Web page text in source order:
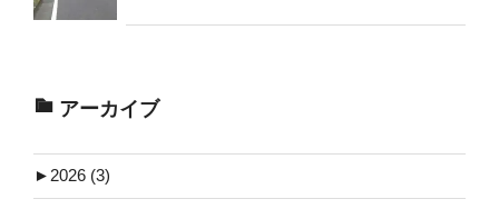
アーカイブ
► 2026 (3)